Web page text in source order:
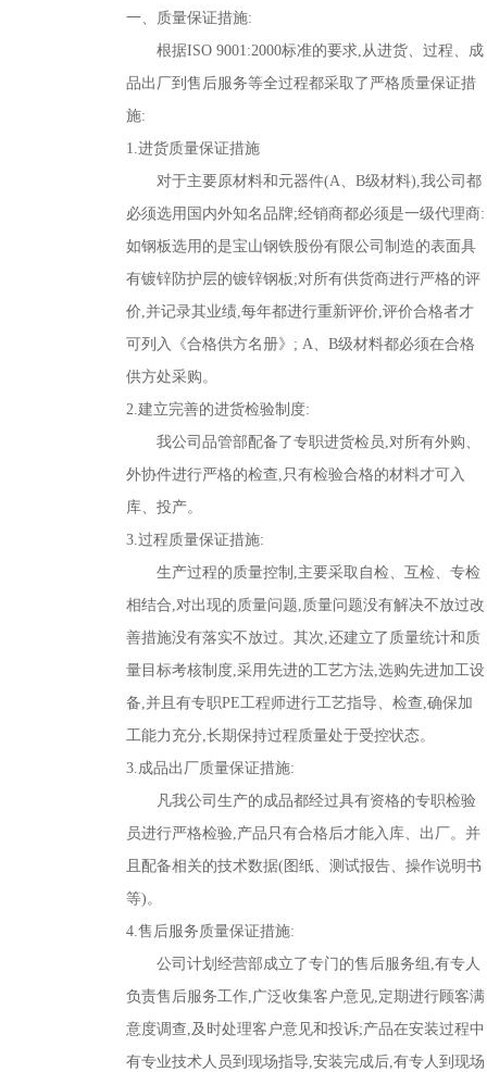
一、质量保证措施:
根据ISO 9001:2000标准的要求,从进货、过程、成
品出厂到售后服务等全过程都采取了严格质量保证措
施:
1.进货质量保证措施
对于主要原材料和元器件(A、B级材料),我公司都
必须选用国内外知名品牌;经销商都必须是一级代理商:
如钢板选用的是宝山钢铁股份有限公司制造的表面具
有镀锌防护层的镀锌钢板;对所有供货商进行严格的评
价,并记录其业绩,每年都进行重新评价,评价合格者才
可列入《合格供方名册》; A、B级材料都必须在合格
供方处采购。
2.建立完善的进货检验制度:
我公司品管部配备了专职进货检员,对所有外购、
外协件进行严格的检查,只有检验合格的材料才可入
库、投产。
3.过程质量保证措施:
生产过程的质量控制,主要采取自检、互检、专检
相结合,对出现的质量问题,质量问题没有解决不放过改
善措施没有落实不放过。其次,还建立了质量统计和质
量目标考核制度,采用先进的工艺方法,选购先进加工设
备,并且有专职PE工程师进行工艺指导、检查,确保加
工能力充分,长期保持过程质量处于受控状态。
3.成品出厂质量保证措施:
凡我公司生产的成品都经过具有资格的专职检验
员进行严格检验,产品只有合格后才能入库、出厂。并
且配备相关的技术数据(图纸、测试报告、操作说明书
等)。
4.售后服务质量保证措施:
公司计划经营部成立了专门的售后服务组,有专人
负责售后服务工作,广泛收集客户意见,定期进行顾客满
意度调查,及时处理客户意见和投诉;产品在安装过程中
有专业技术人员到现场指导,安装完成后,有专人到现场